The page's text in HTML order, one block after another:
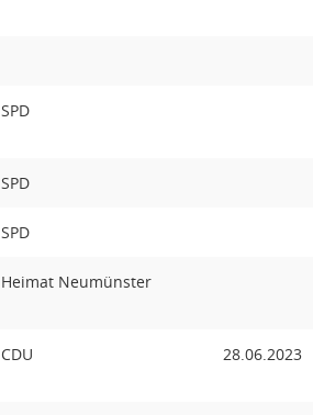
SPD
SPD
SPD
Heimat Neumünster
CDU 28.06.2023